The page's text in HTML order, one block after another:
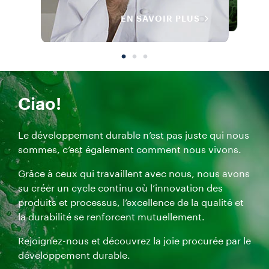
EN SAVOIR PLUS
EN SAVOIR PLUS
EN SAVOIR PLUS
EN SAVOIR PLUS
EN SAVOIR PLUS
EN SAVOIR PLUS
EN SAVOIR PLUS
EN SAVOIR PLUS
Ciao!
Le développement durable n’est pas juste qui nous
sommes, c’est également comment nous vivons.
Grâce à ceux qui travaillent avec nous, nous avons
su créer un cycle continu où l’innovation des
produits et processus, l’excellence de la qualité et
la durabilité se renforcent mutuellement.
Rejoignez-nous et découvrez la joie procurée par le
développement durable.